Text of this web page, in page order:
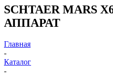
SCHTAER
АППАРАТ
Главная
-
Каталог
-